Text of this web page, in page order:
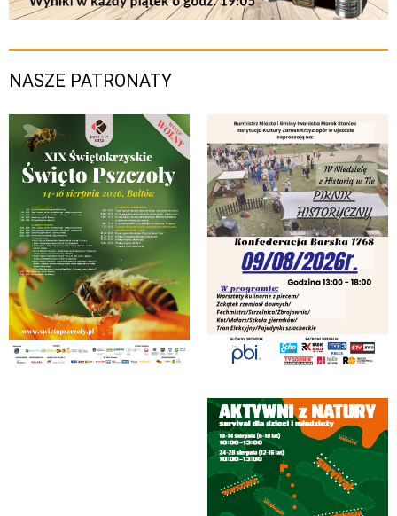
NASZE PATRONATY